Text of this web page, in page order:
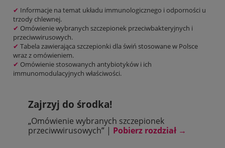
✔ Informacje na temat układu immunologicznego i odporności u
trzody chlewnej.
✔ Omówienie wybranych szczepionek przeciwbakteryjnych i
przeciwwirusowych.
✔ Tabela zawierająca szczepionki dla świń stosowane w Polsce
wraz z omówieniem.
✔ Omówienie stosowanych antybiotyków i ich
immunomodulacyjnych właściwości.
Zajrzyj do środka!
„Omówienie wybranych szczepionek
przeciwwirusowych” | Pobierz rozdział →